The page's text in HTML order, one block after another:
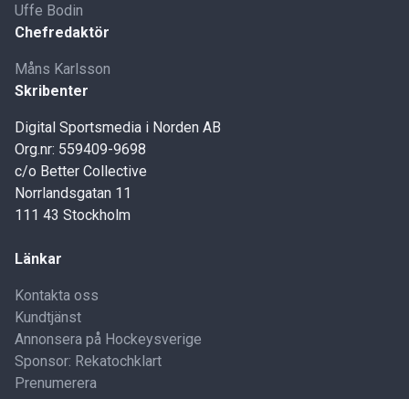
Uffe Bodin
Chefredaktör
Måns Karlsson
Skribenter
Digital Sportsmedia i Norden AB
Org.nr: 559409-9698
c/o Better Collective
Norrlandsgatan 11
111 43 Stockholm
Länkar
Kontakta oss
Kundtjänst
Annonsera på Hockeysverige
Sponsor: Rekatochklart
Prenumerera